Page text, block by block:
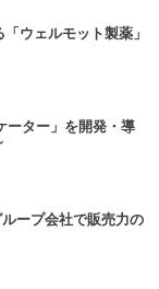
ウェルモット製薬」
ーター」を開発・導
ープ会社で販売力の